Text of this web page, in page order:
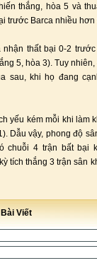
thắng, hòa 5 và
trước Barca nhiều hơn
thất bại 0-2
5, hòa 3). Tuy
sau, khi họ đang
yếu kém mỗi khi làm
Dẫu vậy, phong độ
chuỗi 4 trận bất bại
tích thắng 3 trận sân
Viết